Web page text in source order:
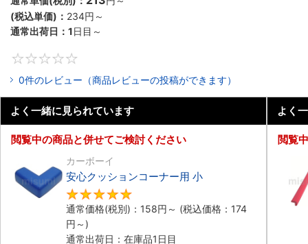
(税込単価)： 234円 ～
通常出荷日： 1日目～
0件のレビュー（商品レビューの投稿ができます）
よく一緒に見られています
閲覧中の商品と併せてご検討ください
カーボーイ
安心クッションコーナー用 小
通常価格(税別)： 158円 ～ (税込価格： 174
円 ～)
通常出荷日：在庫品1日目
よく
閲覧